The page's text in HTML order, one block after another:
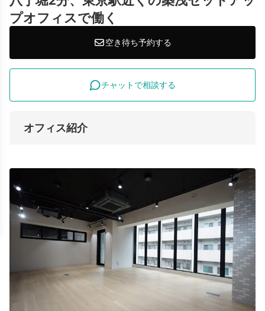
プオフィスで働く
空き待ち予約する
チャットで相談する
オフィス紹介